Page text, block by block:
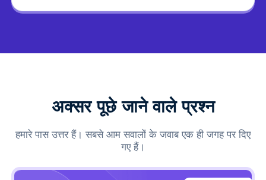
अक्सर पूछे जाने वाले प्रश्न
हमारे पास उत्तर हैं। सबसे आम सवालों के जवाब एक ही जगह पर दिए
गए हैं।